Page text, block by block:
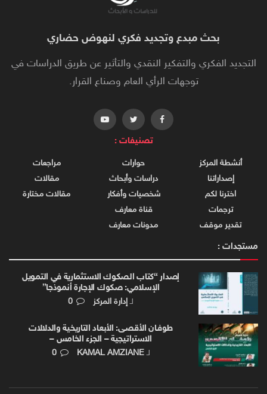
بحث مبدع وتجديد فكري لنهوض حضاري
التجديد الفكري والتفكير النقدي والتأثير عن طريق الدراسات في
توجهات الرأي العام وصناع القرار.
تصنيفات :
أنشطة المركز
إصداراتنا
اخترنا لكم
ترجمات
تقدير موقف
حوارات
دراسات وأبحاث
شخصيات وأفكار
قناة معارف
مدونات معارف
مراجعات
مقالات
مقالات مختارة
مستجدات :
إصدار “كتاب الصكوك الاستثمارية في التمويل
الإسلامي: صكوك الإجارة أنموذجا”
لـ إدارة المركز
طوفـان الأقصـى: الأبعاد التاريخية والدلالات
الاستراتيجية – الجزء الخامس –
لـ KAMAL AMZIANE
0